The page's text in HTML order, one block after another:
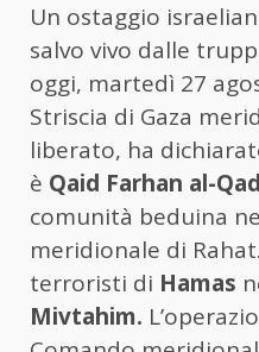
Un ostaggio
salvo vivo dalle
oggi, martedì 27
Striscia di Gaza
liberato, ha
è Qaid Farhan al-
comunità beduina
meridionale di
terroristi di Hamas
Mivtahim.